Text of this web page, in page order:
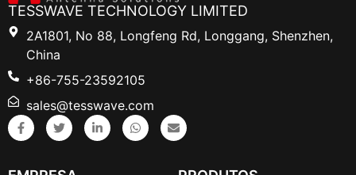
TESSWAVE TECHNOLOGY LIMITED
2A1801, No 88, Longfeng Rd, Longgang, Shenzhen,
China
+86-755-23592105
sales@tesswave.com